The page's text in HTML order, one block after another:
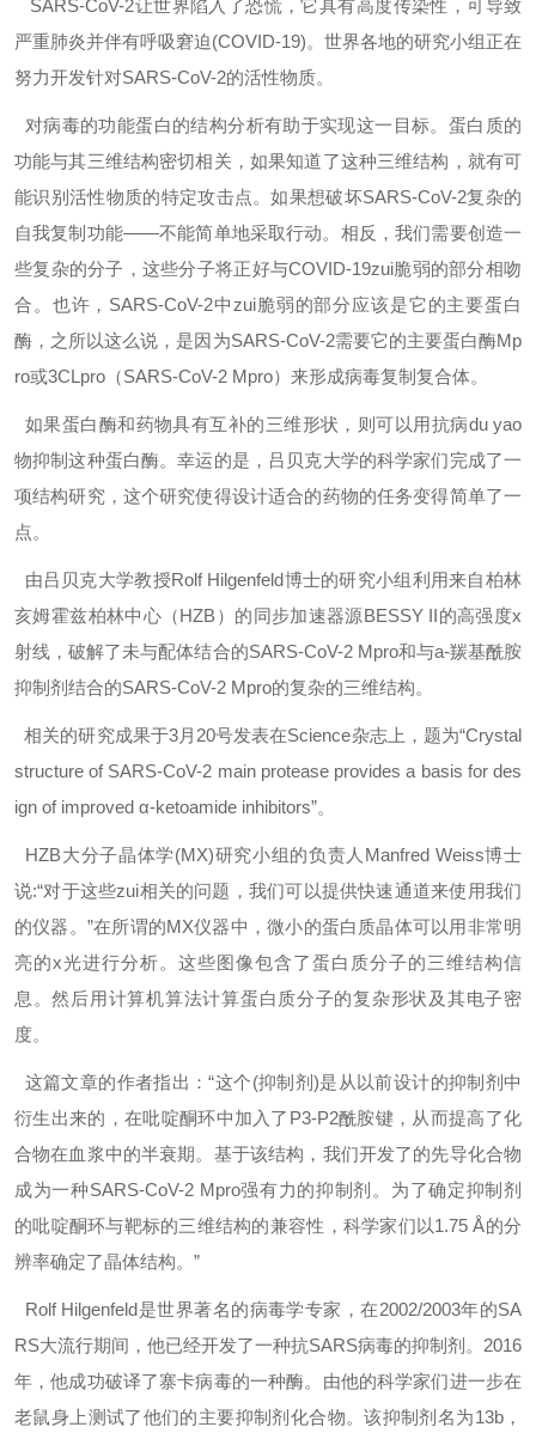
SARS-CoV-2让世界陷入了恐慌，它具有高度传染性，可导致
严重肺炎并伴有呼吸窘迫(COVID-19)。世界各地的研究小组正在
努力开发针对SARS-CoV-2的活性物质。
对病毒的功能蛋白的结构分析有助于实现这一目标。蛋白质的
功能与其三维结构密切相关，如果知道了这种三维结构，就有可
能识别活性物质的特定攻击点。如果想破坏SARS-CoV-2复杂的
自我复制功能——不能简单地采取行动。相反，我们需要创造一
些复杂的分子，这些分子将正好与COVID-19zui脆弱的部分相吻
合。也许，SARS-CoV-2中zui脆弱的部分应该是它的主要蛋白
酶，之所以这么说，是因为SARS-CoV-2需要它的主要蛋白酶Mp
ro或3CLpro（SARS-CoV-2 Mpro）来形成病毒复制复合体。
如果蛋白酶和药物具有互补的三维形状，则可以用抗病du yao
物抑制这种蛋白酶。幸运的是，吕贝克大学的科学家们完成了一
项结构研究，这个研究使得设计适合的药物的任务变得简单了一
点。
由吕贝克大学教授Rolf Hilgenfeld博士的研究小组利用来自柏林
亥姆霍兹柏林中心（HZB）的同步加速器源BESSY II的高强度x
射线，破解了未与配体结合的SARS-CoV-2 Mpro和与a-羰基酰胺
抑制剂结合的SARS-CoV-2 Mpro的复杂的三维结构。
相关的研究成果于3月20号发表在Science杂志上，题为“Crystal
structure of SARS-CoV-2 main protease provides a basis for des
ign of improved α-ketoamide inhibitors”。
HZB大分子晶体学(MX)研究小组的负责人Manfred Weiss博士
说:“对于这些zui相关的问题，我们可以提供快速通道来使用我们
的仪器。”在所谓的MX仪器中，微小的蛋白质晶体可以用非常明
亮的x光进行分析。这些图像包含了蛋白质分子的三维结构信
息。然后用计算机算法计算蛋白质分子的复杂形状及其电子密
度。
这篇文章的作者指出：“这个(抑制剂)是从以前设计的抑制剂中
衍生出来的，在吡啶酮环中加入了P3-P2酰胺键，从而提高了化
合物在血浆中的半衰期。基于该结构，我们开发了的先导化合物
成为一种SARS-CoV-2 Mpro强有力的抑制剂。为了确定抑制剂
的吡啶酮环与靶标的三维结构的兼容性，科学家们以1.75 Å的分
辨率确定了晶体结构。”
Rolf Hilgenfeld是世界著名的病毒学专家，在2002/2003年的SA
RS大流行期间，他已经开发了一种抗SARS病毒的抑制剂。2016
年，他成功破译了寨卡病毒的一种酶。由他的科学家们进一步在
老鼠身上测试了他们的主要抑制剂化合物。该抑制剂名为13b，